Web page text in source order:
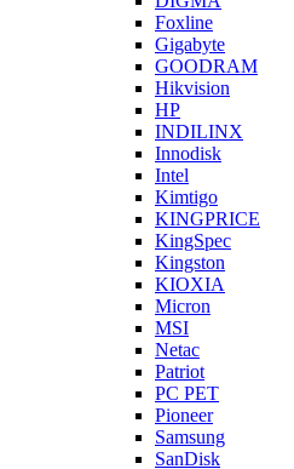
Foxline
Gigabyte
GOODRAM
Hikvision
HP
INDILINX
Innodisk
Intel
Kimtigo
KINGPRICE
KingSpec
Kingston
KIOXIA
Micron
MSI
Netac
Patriot
PC PET
Pioneer
Samsung
SanDisk